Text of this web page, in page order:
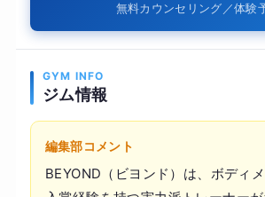
無料カウンセリング／体験
GYM INFO
ジム情報
編集部コメント
BEYOND（ビヨンド）は、ボディ